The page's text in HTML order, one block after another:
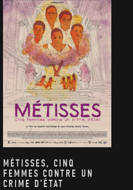
MÉTISSES, CINQ
FEMMES CONTRE UN
CRIME D’ÉTAT